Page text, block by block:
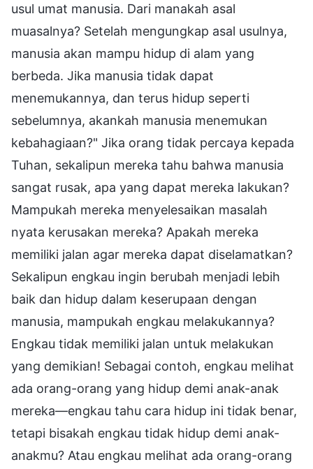
usul umat manusia. Dari manakah asal
muasalnya? Setelah mengungkap asal usulnya,
manusia akan mampu hidup di alam yang
berbeda. Jika manusia tidak dapat
menemukannya, dan terus hidup seperti
sebelumnya, akankah manusia menemukan
kebahagiaan?" Jika orang tidak percaya kepada
Tuhan, sekalipun mereka tahu bahwa manusia
sangat rusak, apa yang dapat mereka lakukan?
Mampukah mereka menyelesaikan masalah
nyata kerusakan mereka? Apakah mereka
memiliki jalan agar mereka dapat diselamatkan?
Sekalipun engkau ingin berubah menjadi lebih
baik dan hidup dalam keserupaan dengan
manusia, mampukah engkau melakukannya?
Engkau tidak memiliki jalan untuk melakukan
yang demikian! Sebagai contoh, engkau melihat
ada orang-orang yang hidup demi anak-anak
mereka—engkau tahu cara hidup ini tidak benar,
tetapi bisakah engkau tidak hidup demi anak-
anakmu? Atau engkau melihat ada orang-orang